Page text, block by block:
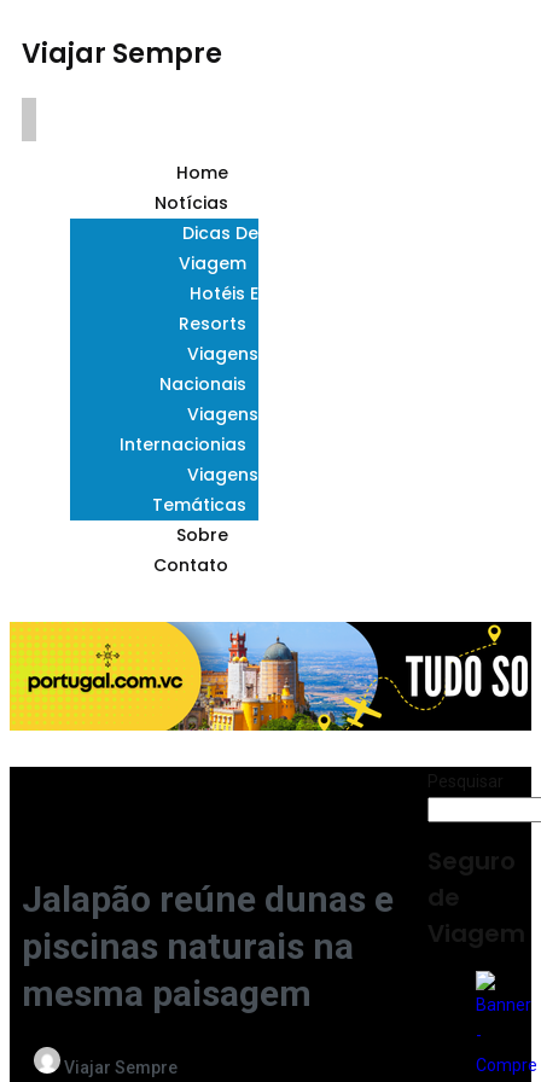
Viajar Sempre
Home
Notícias
Dicas De
Viagem
Hotéis E
Resorts
Viagens
Nacionais
Viagens
Internacionias
Viagens
Temáticas
Sobre
Contato
Jalapão reúne dunas e
piscinas naturais na
mesma paisagem
Viajar Sempre
Pesquisar
Seguro
de
Viagem